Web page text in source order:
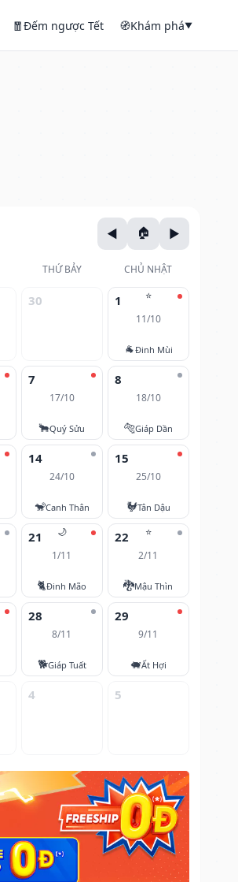
🧧Đếm ngược Tết 🧭Khám phá▼
THỨ BẢY CHỦ NHẬT
30 ⭐
1
11/10
🐐Đinh Mùi
7
17/10
🐂Quý Sửu
8
18/10
🐅Giáp Dần
14
24/10
🐒Canh Thân
15
25/10
🐓Tân Dậu
🌙
21
1/11
🐈Đinh Mão
⭐
22
2/11
🐉Mậu Thìn
28
8/11
🐕Giáp Tuất
29
9/11
🐖Ất Hợi
4 5